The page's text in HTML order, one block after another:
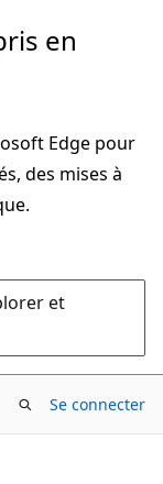
en
Edge pour
des mises à
et
Se connecter